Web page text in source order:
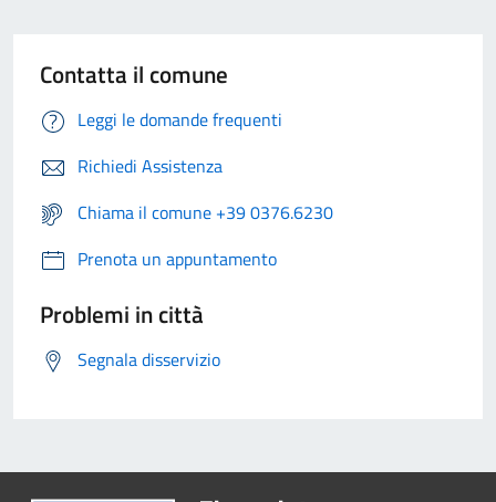
Contatta il comune
Leggi le domande frequenti
Richiedi Assistenza
Chiama il comune +39 0376.6230
Prenota un appuntamento
Problemi in città
Segnala disservizio